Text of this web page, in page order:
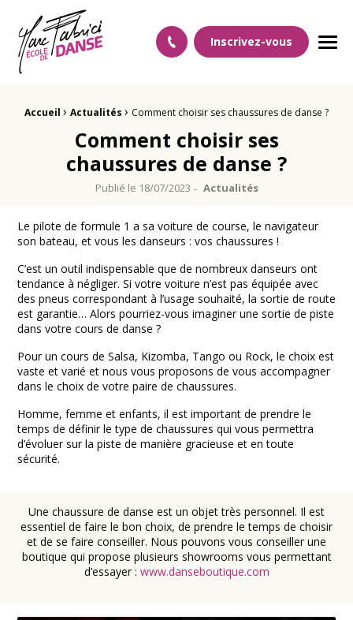
Ecole Danse Mulhouse Ecole de danse à Mulhouse
Inscrivez-vous
Fil d'Ariane :
Accueil › Actualités › Comment choisir ses chaussures de danse ?
Comment choisir ses
chaussures de danse ?
Publié le 18/07/2023 Actualités
Le pilote de formule 1 a sa voiture de course, le navigateur
son bateau, et vous les danseurs : vos chaussures !
C’est un outil indispensable que de nombreux danseurs ont
tendance à négliger. Si votre voiture n’est pas équipée avec
des pneus correspondant à l’usage souhaité, la sortie de route
est garantie… Alors pourriez-vous imaginer une sortie de piste
dans votre cours de danse ?
Pour un cours de Salsa, Kizomba, Tango ou Rock, le choix est
vaste et varié et nous vous proposons de vous accompagner
dans le choix de votre paire de chaussures.
Homme, femme et enfants, il est important de prendre le
temps de définir le type de chaussures qui vous permettra
d’évoluer sur la piste de manière gracieuse et en toute
sécurité.
Une chaussure de danse est un objet très personnel. Il est
essentiel de faire le bon choix, de prendre le temps de choisir
et de se faire conseiller. Nous pouvons vous conseiller une
boutique qui propose plusieurs showrooms vous permettant
d’essayer : www.danseboutique.com